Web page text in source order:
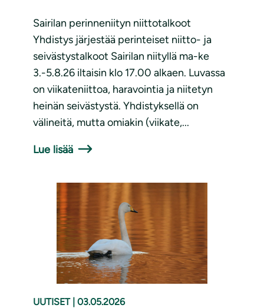
Sairilan perinneniityn niittotalkoot
Yhdistys järjestää perinteiset niitto- ja
seivästystalkoot Sairilan niityllä ma-ke
3.-5.8.26 iltaisin klo 17.00 alkaen. Luvassa
on viikateniittoa, haravointia ja niitetyn
heinän seivästystä. Yhdistyksellä on
välineitä, mutta omiakin (viikate,...
Lue lisää
UUTISET 03.05.2026